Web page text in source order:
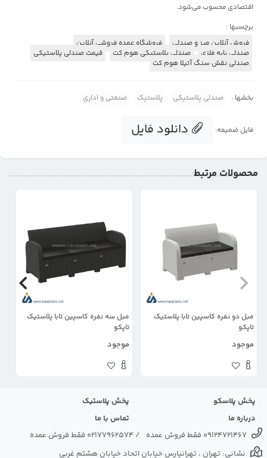
اقتصادی محسوب می‌شود.
برچسبها :
فروش آنلاین میز و صندلی
فروشگاه عمده فروشی آنلاین
صندلی پایه فلزی
صندلی پلاستیکی هوم کت
قیمت صندلی پلاستیکی
صندلی نقش سنگ آتیلا هوم کت
بخشها : صندلی پلاستیکی پلاستیک صنعتی و اداری
فایل ضمیمه: دانلود فایل
محصولات مرتبط
مبل دو نفره کاسپین تابا پلاستیک
تاپکو
موجود
مبل سه نفره کاسپین تابا پلاستیک
تاپکو
موجود
پخش پلاسکو
پخش پلاستیک
درباره ما
تماس با ما
09124721467 فقط فروش عمده
/ 02177962574 فقط فروش عمده
نشانی: تهران ، تهرانپارس خیابان اتحاد خیابان هشتم غربی